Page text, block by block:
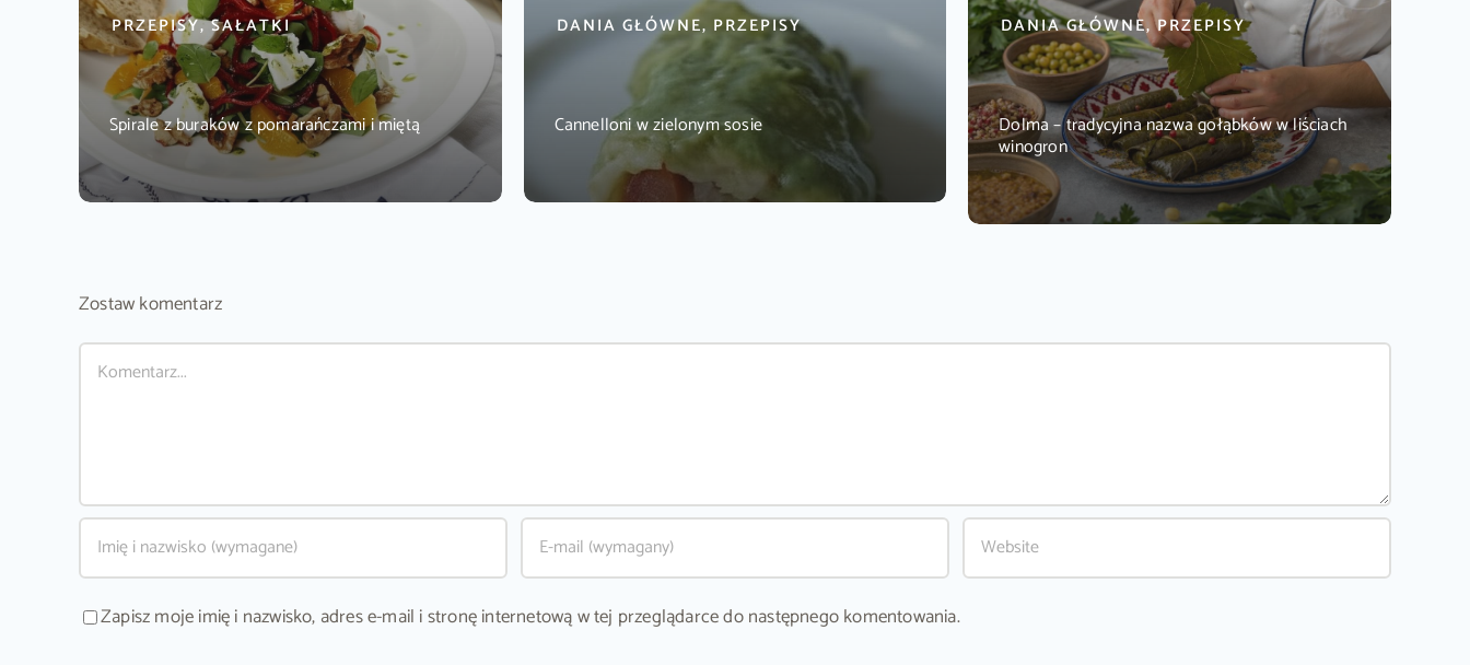
PRZEPISY, SAŁATKI
Spirale z buraków z pomarańczami i miętą
DANIA GŁÓWNE, PRZEPISY
Cannelloni w zielonym sosie
DANIA GŁÓWNE, PRZEPISY
Dolma – tradycyjna nazwa gołąbków w liściach
winogron
Zostaw komentarz
Comment
Zapisz moje imię i nazwisko, adres e-mail i stronę internetową w tej przeglądarce do następnego komentowania.